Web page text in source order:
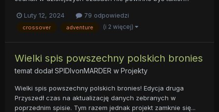
Luty 12, 2024 79 odpowiedzi
crossover adventure (i 2 więcej)
Wielki spis powszechny polskich bronies
temat dodałSPIDIvonMARDER w Projekty
Wielki spis powszechny polskich bronies! Edycja druga
Przyszedł czas na aktualizację danych zebranych w
poprzednim spisie. Tym razem jednak projekt zamknie się...